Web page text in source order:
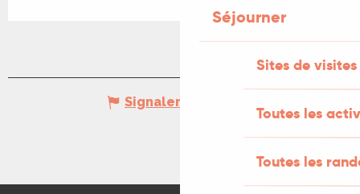
Séjourner
Sites de visites
Toutes les
Toutes les
Signaler une erreur